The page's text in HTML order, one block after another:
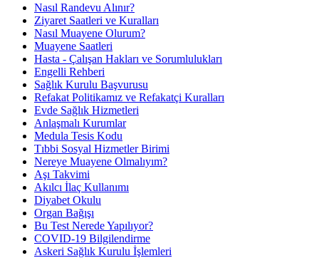
Nasıl Randevu Alınır?
Ziyaret Saatleri ve Kuralları
Nasıl Muayene Olurum?
Muayene Saatleri
Hasta - Çalışan Hakları ve Sorumlulukları
Engelli Rehberi
Sağlık Kurulu Başvurusu
Refakat Politikamız ve Refakatçi Kuralları
Evde Sağlık Hizmetleri
Anlaşmalı Kurumlar
Medula Tesis Kodu
Tıbbi Sosyal Hizmetler Birimi
Nereye Muayene Olmalıyım?
Aşı Takvimi
Akılcı İlaç Kullanımı
Diyabet Okulu
Organ Bağışı
Bu Test Nerede Yapılıyor?
COVID-19 Bilgilendirme
Askeri Sağlık Kurulu İşlemleri